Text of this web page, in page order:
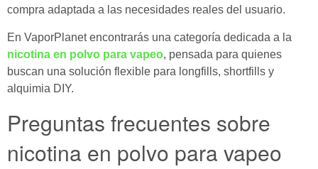
compra adaptada a las necesidades reales del usuario.
En VaporPlanet encontrarás una categoría dedicada a la
nicotina en polvo para vapeo, pensada para quienes
buscan una solución flexible para longfills, shortfills y
alquimia DIY.
Preguntas frecuentes sobre
nicotina en polvo para vapeo